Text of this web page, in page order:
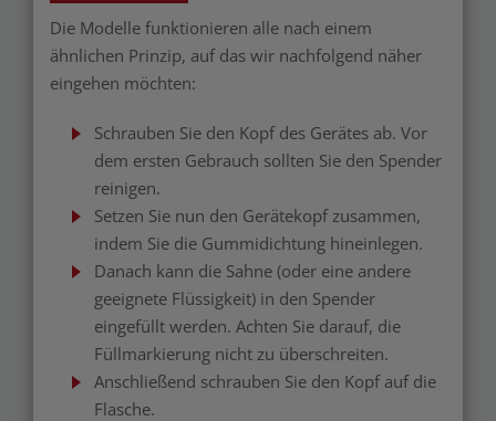
Die Modelle funktionieren alle nach einem
ähnlichen Prinzip, auf das wir nachfolgend näher
eingehen möchten:
Schrauben Sie den Kopf des Gerätes ab. Vor
dem ersten Gebrauch sollten Sie den Spender
reinigen.
Setzen Sie nun den Gerätekopf zusammen,
indem Sie die Gummidichtung hineinlegen.
Danach kann die Sahne (oder eine andere
geeignete Flüssigkeit) in den Spender
eingefüllt werden. Achten Sie darauf, die
Füllmarkierung nicht zu überschreiten.
Anschließend schrauben Sie den Kopf auf die
Flasche.